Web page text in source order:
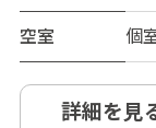
空室
個
詳細を見